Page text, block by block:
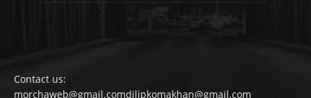
Contact us:
morchaweb@gmail.comdilipkomakhan@gmail.com